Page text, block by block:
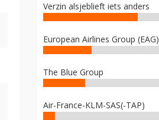
Verzin alsjeblieft iets anders
European Airlines Group (EAG)
The Blue Group
Air-France-KLM-SAS(-TAP)